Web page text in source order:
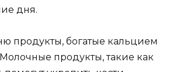
дня.
продукты, богатые кальцием
продукты, такие как